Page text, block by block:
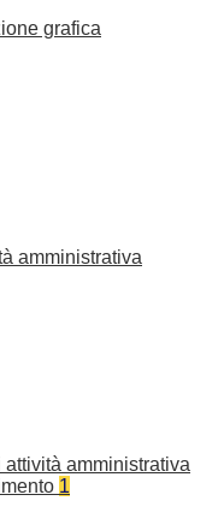
grafica
amministrativa
attività amministrativa
1